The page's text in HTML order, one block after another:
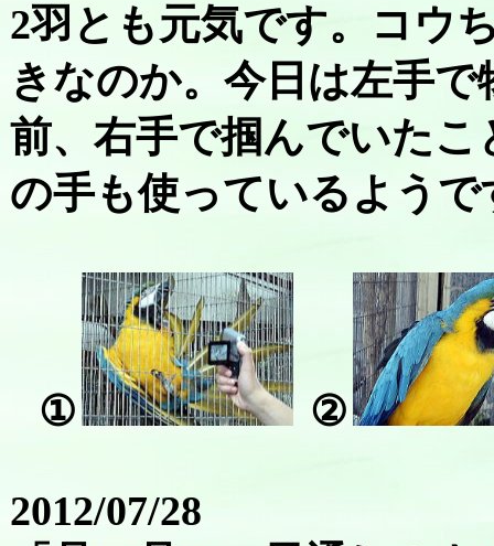
2羽とも元気です。コウ
きなのか。今日は左手
前、右手で掴んでいた
の手も使っているようで
① ②
2012/07/28